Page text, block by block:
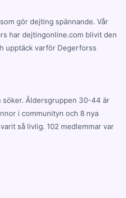
gör dejting spännande. Vår
har dejtingonline.com blivit den
upptäck varför Degerforss
söker. Åldersgruppen 30-44 är
i communityn och 8 nya
så livlig. 102 medlemmar var